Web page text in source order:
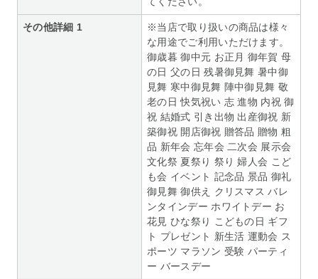
その他詳細 1
※当店で取り扱いの商品は様々
な用途でご利用いただけます。
御歳暮 御中元 お正月 御年賀 母
の日 父の日 残暑御見舞 暑中御
見舞 寒中御見舞 陣中御見舞 敬
老の日 快気祝い 志 進物 内祝 御
祝 結婚式 引き出物 出産御祝 新
築御祝 開店御祝 贈答品 贈物 粗
品 新年会 忘年会 二次会 展示会
文化祭 夏祭り 祭り 婦人会 こど
も会 イベント 記念品 景品 御礼
御見舞 御供え クリスマス バレ
ンタインデー ホワイトデー お
花見 ひな祭り こどもの日 ギフ
ト プレゼント 新生活 運動会 ス
ポーツ マラソン 受験 パーティ
ー バースデー